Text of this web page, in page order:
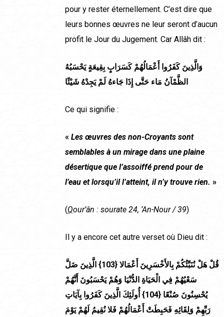
pour y rester éternellement. C’est dire que
leurs bonnes œuvres ne leur seront d’aucun
profit le Jour du Jugement. Car Allâh dit :
وَالَّذِينَ كَفَرُوا أَعْمَالُهُمْ كَسَرَابٍ بِقِيعَةٍ يَحْسَبُهُ
الظَّمْآنُ مَاء حَتَّى إِذَا جَاءهُ لَمْ يَجِدْهُ شَيْئًا
Ce qui signifie :
« Les œuvres des non-Croyants sont
semblables à un mirage dans une plaine
désertique que l’assoiffé prend pour de
l’eau et lorsqu’il l’atteint, il n’y trouve rien. »
(Qour’ân : sourate 24, ‘An-Nour / 39)
Il y a encore cet autre verset où Dieu dit :
قُلْ هَلْ نُنَبِّئُكُمْ بِالأَخْسَرِينَ أَعْمَالا {103} الَّذِينَ ضَلَّ
سَعْيُهُمْ فِي الْحَيَاةِ الدُّنْيَا وَهُمْ يَحْسَبُونَ أَنَّهُمْ
يُحْسِنُونَ صُنْعًا {104} أُولَئِكَ الَّذِينَ كَفَرُوا بِآيَاتِ
رَبِّهِمْ وَلِقَائِهِ فَحَبِطَتْ أَعْمَالُهُمْ فَلا نُقِيمُ لَهُمْ يَوْمَ